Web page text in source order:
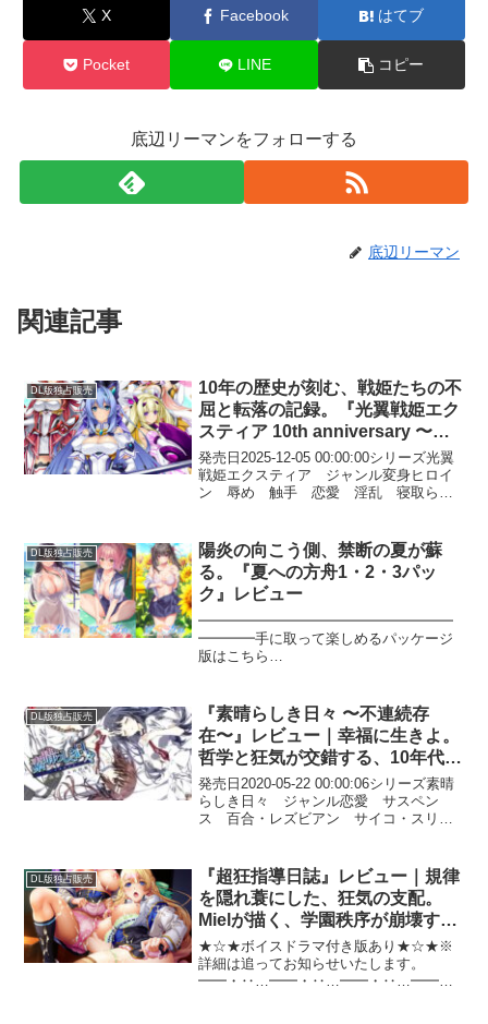
X Facebook はてブ
Pocket LINE コピー
底辺リーマンをフォローする
底辺リーマン
関連記事
DL版独占販売
10年の歴史が刻む、戦姫たちの不
屈と転落の記録。『光翼戦姫エク
スティア 10th anniversary 〜
Bright Feather BOX〜』レビュ
ー
発売日2025-12-05 00:00:00シリーズ光翼
戦姫エクスティア ジャンル変身ヒロイ
ン 辱め 触手 恋愛 淫乱 寝取られ
品 DL版独占販売 ブラウザ対応 キ...
DL版独占販売
陽炎の向こう側、禁断の夏が蘇
る。『夏への方舟1・2・3パッ
ク』レビュー
━━━━━━━━━━━━━━━━━━
━━━━手に取って楽しめるパッケージ
版はこちら
【収録作品】◆夏への方舟1【萌えゲーア
ワード2024 エロス系作品賞PINK 受賞】
◇夏への方舟2◆夏への方舟3※ご購入後
は、1タイトルずつダウンロードが可能で
す。
DL版独占販売
『素晴らしき日々 〜不連続存
在〜』レビュー｜幸福に生きよ。
哲学と狂気が交錯する、10年代ノ
ベルゲームの到達点！
発売日2020-05-22 00:00:06シリーズ素晴
らしき日々 ジャンル恋愛 サスペン
ス 百合・レズビアン サイコ・スリラ
リオがいい 演出がいい 音楽がい...
DL版独占販売
『超狂指導日誌』レビュー｜規律
を隠れ蓑にした、狂気の支配。
Mielが描く、学園秩序が崩壊する
背徳の指導録。
★☆★ボイスドラマ付き版あり★☆★※
詳細は追ってお知らせいたします。
━━・‥…━━・‥…━━・‥…━━・